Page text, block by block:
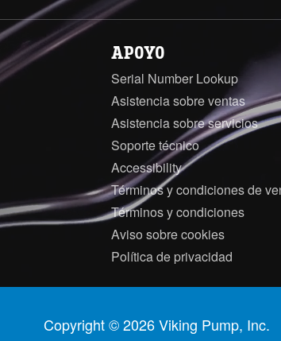
APOYO
Serial Number Lookup
Asistencia sobre ventas
Asistencia sobre servicios
Soporte técnico
Accessibility
Términos y condiciones de
Términos y condiciones
Aviso sobre cookies
Política de privacidad
Copyright © 2026 Viking Pump, Inc.